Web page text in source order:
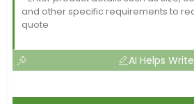
AI Helps Write